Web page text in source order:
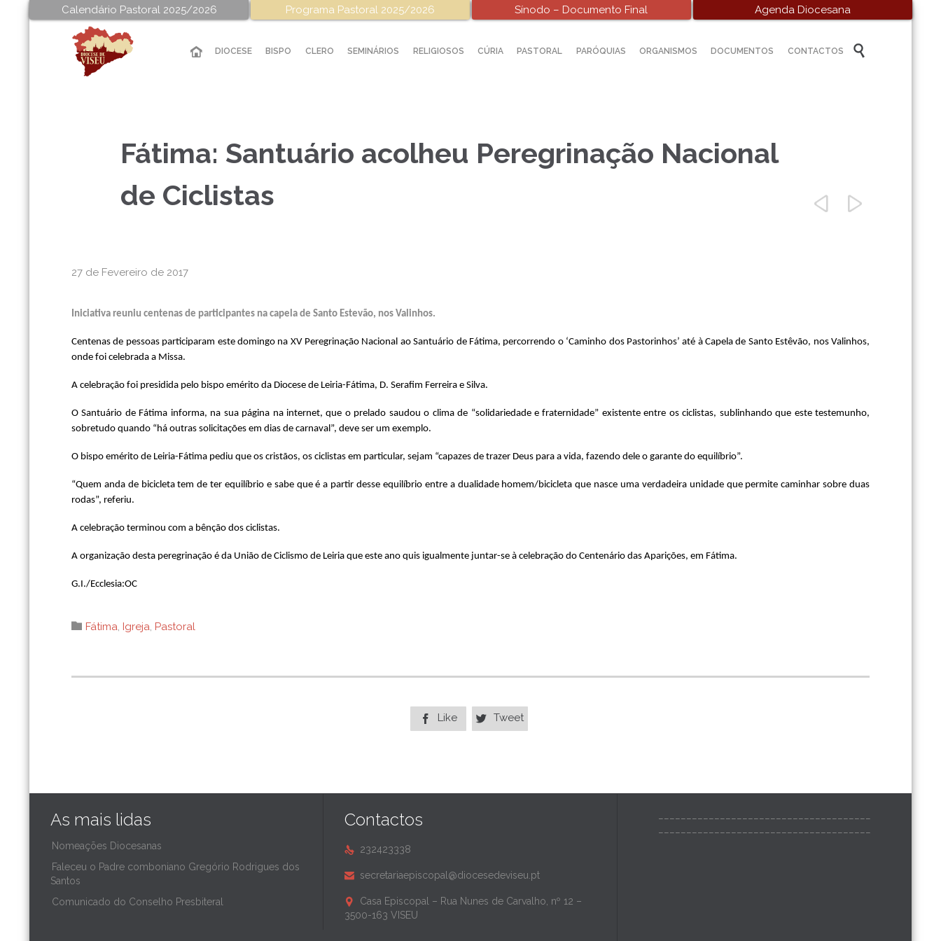
Calendário Pastoral 2025/2026 Programa Pastoral 2025/2026 Sínodo – Documento Final Agenda Diocesana
Skip
to
DIOCESE BISPO CLERO SEMINÁRIOS RELIGIOSOS CÚRIA PASTORAL PARÓQUIAS ORGANISMOS DOCUMENTOS CONTACTOS 
Fátima: Santuário acolheu Peregrinação Nacional
de Ciclistas
 
27 de Fevereiro de 2017
Iniciativa reuniu centenas de participantes na capela de Santo Estevão, nos Valinhos.
Centenas de pessoas participaram este domingo na XV Peregrinação Nacional ao Santuário de Fátima, percorrendo o ‘Caminho dos Pastorinhos’ até à Capela de Santo Estêvão, nos Valinhos,
onde foi celebrada a Missa.
A celebração foi presidida pelo bispo emérito da Diocese de Leiria-Fátima, D. Serafim Ferreira e Silva.
O Santuário de Fátima informa, na sua página na internet, que o prelado saudou o clima de “solidariedade e fraternidade” existente entre os ciclistas, sublinhando que este testemunho,
sobretudo quando “há outras solicitações em dias de carnaval”, deve ser um exemplo.
O bispo emérito de Leiria-Fátima pediu que os cristãos, os ciclistas em particular, sejam “capazes de trazer Deus para a vida, fazendo dele o garante do equilíbrio”.
“Quem anda de bicicleta tem de ter equilíbrio e sabe que é a partir desse equilíbrio entre a dualidade homem/bicicleta que nasce uma verdadeira unidade que permite caminhar sobre duas
rodas”, referiu.
A celebração terminou com a bênção dos ciclistas.
A organização desta peregrinação é da União de Ciclismo de Leiria que este ano quis igualmente juntar-se à celebração do Centenário das Aparições, em Fátima.
G.I./Ecclesia:OC
 Category
Fátima, Igreja, Pastoral
 Like  Tweet
As mais lidas
Nomeações Diocesanas
Faleceu o Padre comboniano Gregório Rodrigues dos
Santos
Comunicado do Conselho Presbiteral
Contactos
 232423338
 secretariaepiscopal@diocesedeviseu.pt

Casa Episcopal – Rua Nunes de Carvalho, nº 12 –
3500-163 VISEU